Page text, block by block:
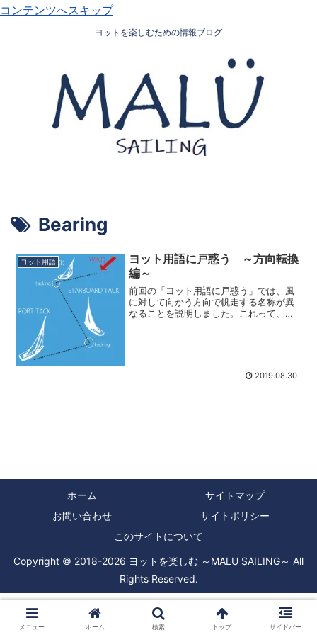
コンテンツへスキップ
ヨットを楽しむための情報ブログ
Bearing
ヨット用語
ヨット用語に戸惑う ～方向転換
編～
前回の「ヨット用語に戸惑う」では、風
に対して向かう方向で帆走する名称が異
なることを説明しました。これって、セ
2019.08.30
ホーム
サイトマップ
お問い合わせ
サイトポリシー
このサイトについて
Copyright © 2018-2026 ヨットを楽しむ ～MALU SAILING～ All
Rights Reserved.
メニュー ホーム 検索 トップ サイドバー